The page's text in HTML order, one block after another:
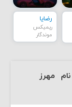
رضایا
ریمیکس
موندگار
مهرز